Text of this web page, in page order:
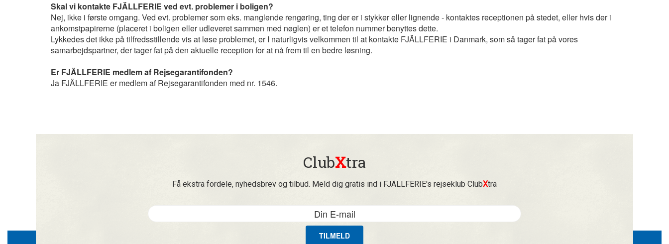
Skal vi kontakte FJÄLLFERIE ved evt. problemer i boligen?
Nej, ikke i første omgang. Ved evt. problemer som eks. manglende rengøring, ting der er i stykker eller lignende - kontaktes receptionen på stedet, eller hvis der i
ankomstpapirerne (placeret i boligen eller udleveret sammen med nøglen) er et telefon nummer benyttes dette.
Lykkedes det ikke på tilfredsstillende vis at løse problemet, er I naturligvis velkommen til at kontakte FJÄLLFERIE i Danmark, som så tager fat på vores
samarbejdspartner, der tager fat på den aktuelle reception for at nå frem til en bedre løsning.
Er FJÄLLFERIE medlem af Rejsegarantifonden?
Ja FJÄLLFERIE er medlem af Rejsegarantifonden med nr. 1546.
ClubXtra
Få ekstra fordele, nyhedsbrev og tilbud. Meld dig gratis ind i FJÄLLFERIE's rejseklub ClubXtra
TILMELD